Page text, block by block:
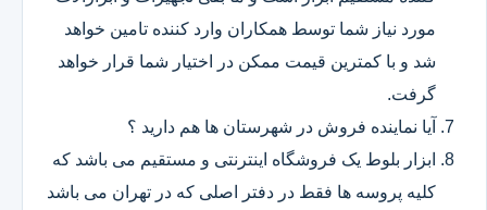
مورد نیاز شما توسط همکاران وارد کننده تامین خواهد
شد و با کمترین قیمت ممکن در اختیار شما قرار خواهد
گرفت.
آیا نماینده فروش در شهرستان ها هم دارید ؟
ابزار بلوط یک فروشگاه اینترنتی و مستقیم می باشد که
کلیه پروسه ها فقط در دفتر اصلی که در تهران می باشد